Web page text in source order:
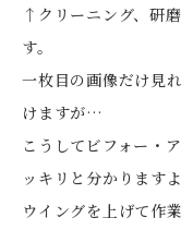
↑クリーニング、研
す。
一枚目の画像だけ見
けますが…
こうしてビフォー・
ッキリと分かりますよ
ウイングを上げて作